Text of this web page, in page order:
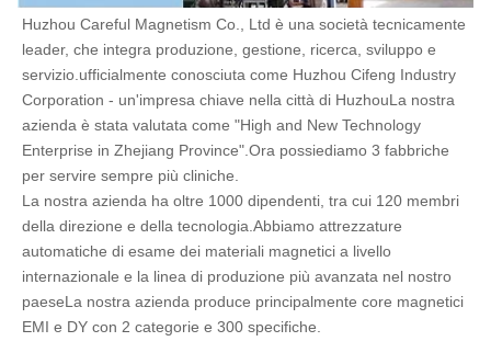
Huzhou Careful Magnetism Co., Ltd è una società tecnicamente
leader, che integra produzione, gestione, ricerca, sviluppo e
servizio.ufficialmente conosciuta come Huzhou Cifeng Industry
Corporation - un'impresa chiave nella città di HuzhouLa nostra
azienda è stata valutata come "High and New Technology
Enterprise in Zhejiang Province".Ora possiediamo 3 fabbriche
per servire sempre più cliniche.
La nostra azienda ha oltre 1000 dipendenti, tra cui 120 membri
della direzione e della tecnologia.Abbiamo attrezzature
automatiche di esame dei materiali magnetici a livello
internazionale e la linea di produzione più avanzata nel nostro
paeseLa nostra azienda produce principalmente core magnetici
EMI e DY con 2 categorie e 300 specifiche.